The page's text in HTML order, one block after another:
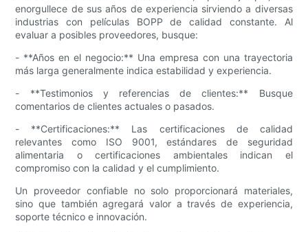
enorgullece de sus años de experiencia sirviendo a diversas
industrias con películas BOPP de calidad constante. Al
evaluar a posibles proveedores, busque:
- **Años en el negocio:** Una empresa con una trayectoria
más larga generalmente indica estabilidad y experiencia.
- **Testimonios y referencias de clientes:** Busque
comentarios de clientes actuales o pasados.
- **Certificaciones:** Las certificaciones de calidad
relevantes como ISO 9001, estándares de seguridad
alimentaria o certificaciones ambientales indican el
compromiso con la calidad y el cumplimiento.
Un proveedor confiable no solo proporcionará materiales,
sino que también agregará valor a través de experiencia,
soporte técnico e innovación.